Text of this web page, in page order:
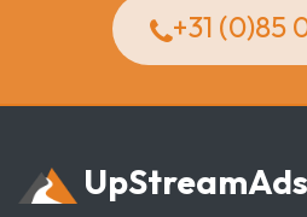
+31 (0)85
UpStreamAds